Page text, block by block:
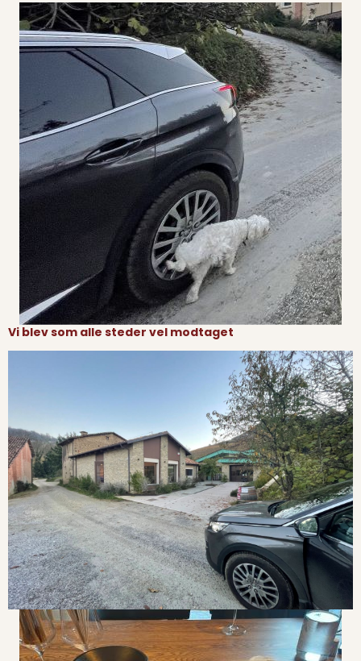
Vi blev som alle steder vel modtaget